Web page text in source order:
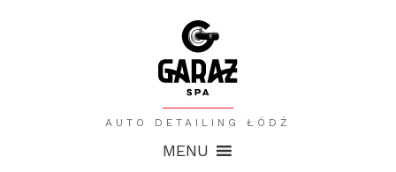
AUTO DETAILING ŁÓDŹ
MENU